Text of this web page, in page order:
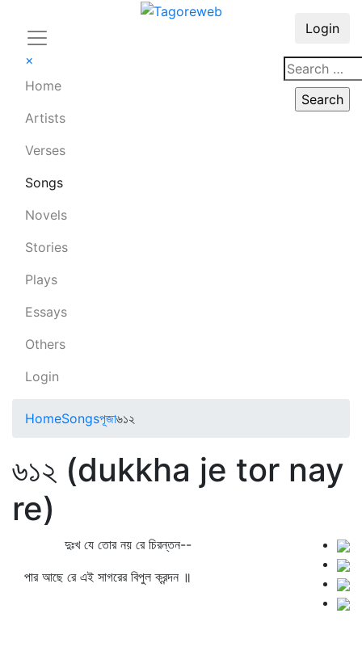
×
Home
Artists
Verses
Songs
Novels
Stories
Plays
Essays
Others
Login
Login
HomeSongsপূজা৬১২
৬১২ (dukkha je tor nay
re)
দুঃখ যে তোর নয় রে চিরন্তন--
পার আছে রে এই সাগরের বিপুল ক্রন্দন ॥